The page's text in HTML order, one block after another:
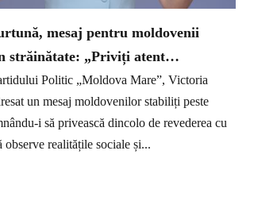
mesaj pentru moldovenii
străinătate: „Priviți atent…
Politic „Moldova Mare”, Victoria
un mesaj moldovenilor stabiliți peste
i să privească dincolo de revederea cu
observe realitățile sociale și...